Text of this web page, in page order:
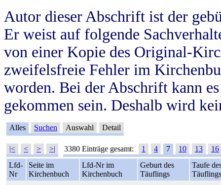
Autor dieser Abschrift ist der
Er weist auf folgende
von einer Kopie des Original-
zweifelsfreie Fehler im
worden. Bei der Abschrift kann
gekommen sein. Deshalb wird
Alles Suchen Auswahl Detail
|< < > >| 3380 Einträge gesamt: 1 4 7 10 13
16
Lfd-
Nr
Seite im
Kirchenbuch
Lfd-Nr im
Kirchenbuch
Geburt des
Täuflings
Taufe
Täuflings